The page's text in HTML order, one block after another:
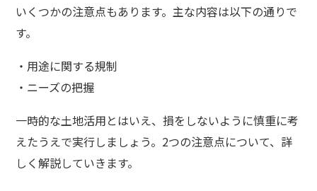
いくつかの注意点もあります。主な内容は以下の通りで
す。
・用途に関する規制
・ニーズの把握
一時的な土地活用とはいえ、損をしないように慎重に考
えたうえで実行しましょう。2つの注意点について、詳
しく解説していきます。